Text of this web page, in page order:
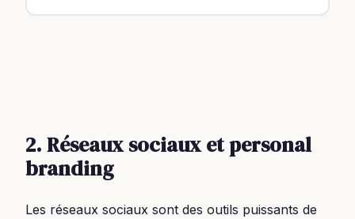
2. Réseaux sociaux et personal
branding
Les réseaux sociaux sont des outils puissants de